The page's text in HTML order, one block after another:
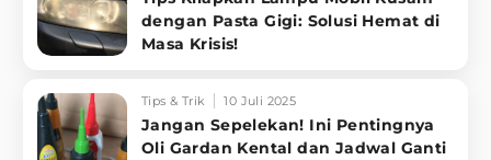
dengan Pasta Gigi: Solusi Hemat di
Masa Krisis!
Tips & Trik 10 Juli 2025
Jangan Sepelekan! Ini Pentingnya
Oli Gardan Kental dan Jadwal Ganti